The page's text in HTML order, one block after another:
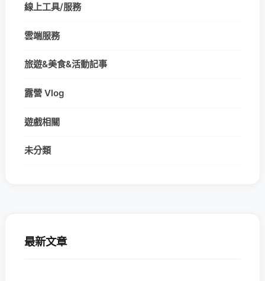
線上工具/服務
雲端服務
旅遊&美食&活動記事
露營 Vlog
遊戲相關
未分類
最新文章